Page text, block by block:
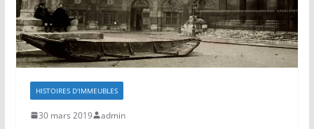
HISTOIRES D'IMMEUBLES
30 mars 2019 admin